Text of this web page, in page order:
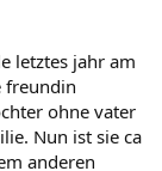
letztes jahr am
freundin
ohne vater
Nun ist sie ca
anderen